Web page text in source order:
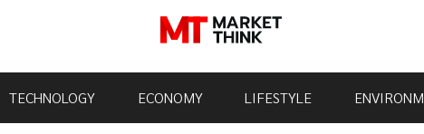
TECHNOLOGY ECONOMY LIFESTYLE